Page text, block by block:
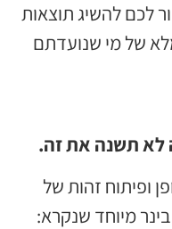
להשיג תוצאות
של מי שנועדתם
תשנה את זה.
זהות של
מיוחד שנקרא: